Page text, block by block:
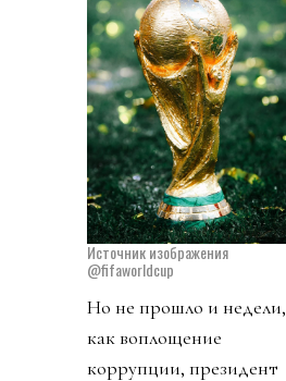
Источник изображения
@fifaworldcup
Но не прошло и недели,
как воплощение
коррупции, президент